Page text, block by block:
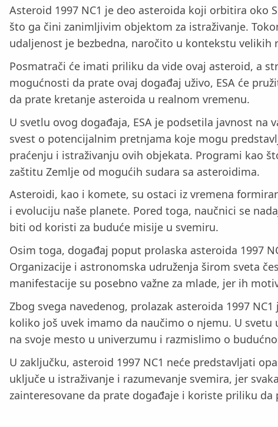
Asteroid 1997 NC1 je deo asteroida koji orbitira oko
što ga čini zanimljivim objektom za istraživanje.
udaljenost je bezbedna, naročito u kontekstu
Posmatrači će imati priliku da vide ovaj asteroid, a
mogućnosti da prate ovaj događaj uživo, ESA će
da prate kretanje asteroida u realnom vremenu.
U svetlu ovog događaja, ESA je podsetila javnost
svest o potencijalnim pretnjama koje mogu
praćenju i istraživanju ovih objekata. Programi kao
zaštitu Zemlje od mogućih sudara sa asteroidima.
Asteroidi, kao i komete, su ostaci iz vremena
i evoluciju naše planete. Pored toga, naučnici se
biti od koristi za buduće misije u svemiru.
Osim toga, događaj poput prolaska asteroida 1997
Organizacije i astronomska udruženja širom sveta
manifestacije su posebno važne za mlade, jer ih
Zbog svega navedenog, prolazak asteroida 1997
koliko još uvek imamo da naučimo o njemu. U
na svoje mesto u univerzumu i razmislimo o
U zaključku, asteroid 1997 NC1 neće predstavljati
uključe u istraživanje i razumevanje svemira, jer
zainteresovane da prate događaje i koriste priliku